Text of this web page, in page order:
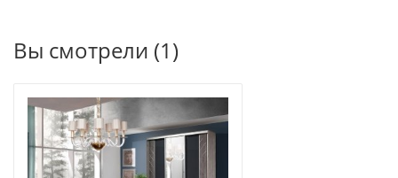
Вы смотрели (1)